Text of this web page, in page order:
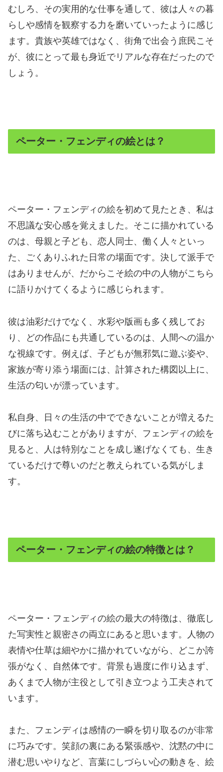
むしろ、その実用的な仕事を通して、彼は人々の暮
らしや感情を観察する力を磨いていったように感じ
ます。貴族や英雄ではなく、街角で出会う庶民こそ
が、彼にとって最も身近でリアルな存在だったので
しょう。
ペーター・フェンディの絵とは？
ペーター・フェンディの絵を初めて見たとき、私は
不思議な安心感を覚えました。そこに描かれている
のは、母親と子ども、恋人同士、働く人々といっ
た、ごくありふれた日常の場面です。決して派手で
はありませんが、だからこそ絵の中の人物がこちら
に語りかけてくるように感じられます。
彼は油彩だけでなく、水彩や版画も多く残してお
り、どの作品にも共通しているのは、人間への温か
な視線です。例えば、子どもが無邪気に遊ぶ姿や、
家族が寄り添う場面には、計算された構図以上に、
生活の匂いが漂っています。
私自身、日々の生活の中でできないことが増えるた
びに落ち込むことがありますが、フェンディの絵を
見ると、人は特別なことを成し遂げなくても、生き
ているだけで尊いのだと教えられている気がしま
す。
ペーター・フェンディの絵の特徴とは？
ペーター・フェンディの絵の最大の特徴は、徹底し
た写実性と親密さの両立にあると思います。人物の
表情や仕草は細やかに描かれていながら、どこか誇
張がなく、自然体です。背景も過度に作り込まず、
あくまで人物が主役として引き立つよう工夫されて
います。
また、フェンディは感情の一瞬を切り取るのが非常
に巧みです。笑顔の裏にある緊張感や、沈黙の中に
潜む思いやりなど、言葉にしづらい心の動きを、絵